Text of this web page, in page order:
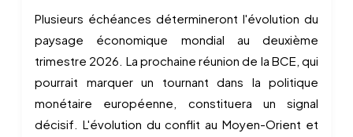
Plusieurs échéances détermineront l'évolution du
paysage économique mondial au deuxième
trimestre 2026. La prochaine réunion de la BCE, qui
pourrait marquer un tournant dans la politique
monétaire européenne, constituera un signal
décisif. L'évolution du conflit au Moyen-Orient et